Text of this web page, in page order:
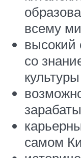
всему
высокий
со
самом